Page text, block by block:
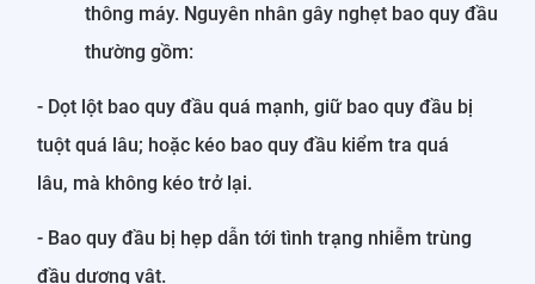
thông máy. Nguyên nhân gây nghẹt bao quy đầu
thường gồm:
- Dọt lột bao quy đầu quá mạnh, giữ bao quy đầu bị
tuột quá lâu; hoặc kéo bao quy đầu kiểm tra quá
lâu, mà không kéo trở lại.
- Bao quy đầu bị hẹp dẫn tới tình trạng nhiễm trùng
đầu dương vật.